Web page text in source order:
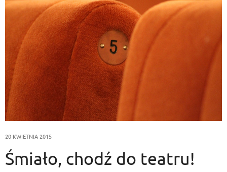
20 KWIETNIA 2015
Śmiało, chodź do teatru!